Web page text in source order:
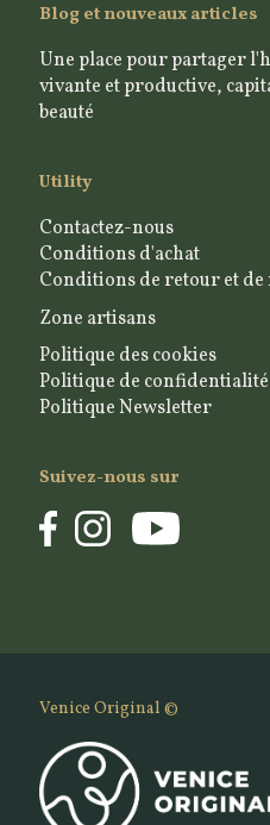
Blog et nouveaux articles
Une place pour partager
vivante et productive,
beauté
Utility
Contactez-nous
Conditions d'achat
Conditions de retour et
Zone artisans
Politique des cookies
Politique de confidentialité
Politique Newsletter
Suivez-nous sur
Venice Original ©